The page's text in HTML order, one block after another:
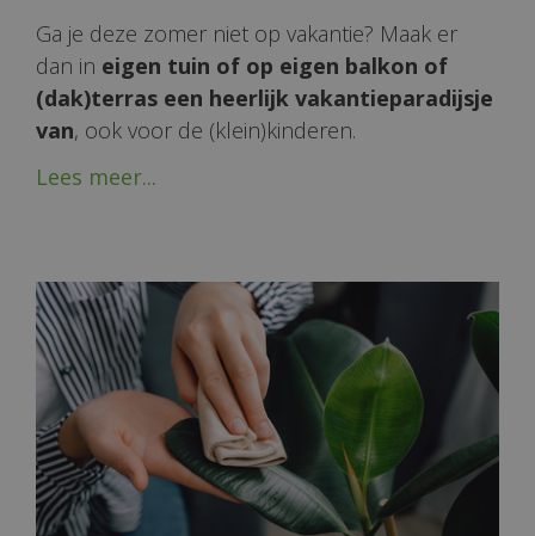
Ga je deze zomer niet op vakantie? Maak er
dan in eigen tuin of op eigen balkon of
(dak)terras een heerlijk vakantieparadijsje
van, ook voor de (klein)kinderen.
Lees meer...